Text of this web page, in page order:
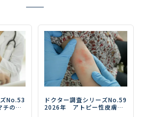
No.53
のド
ドクター調査シリーズNo.59
2026年 アトピー性皮膚炎